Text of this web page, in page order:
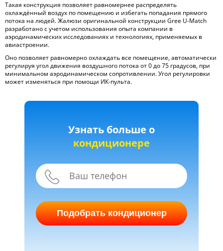
Такая конструкция позволяет равномернее распределять
охлаждённый воздух по помещению и избегать попадания прямого
потока на людей. Жалюзи оригинальной конструкции Gree U-Match
разработано с учетом использования опыта компании в
аэродинамических исследованиях и технологиях, применяемых в
авиастроении.
Оно позволяет равномерно охлаждать все помещение, автоматически
регулируя угол движения воздушного потока от 0 до 75 градусов, при
минимальном аэродинамическом сопротивлении. Угол регулировки
может изменяться при помощи ИК-пульта.
Узнать больше о
кондиционере
Подобрать кондиционер